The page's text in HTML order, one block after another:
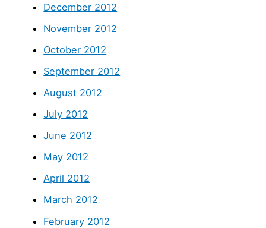
December 2012
November 2012
October 2012
September 2012
August 2012
July 2012
June 2012
May 2012
April 2012
March 2012
February 2012